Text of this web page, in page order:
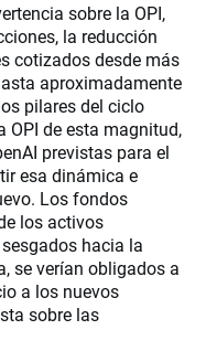
sobre la OPI,
la reducción
cotizados desde más
aproximadamente
pilares del ciclo
OPI de esta magnitud,
previstas para el
esa dinámica e
Los fondos
los activos
hacia la
se verían obligados a
a los nuevos
sobre las